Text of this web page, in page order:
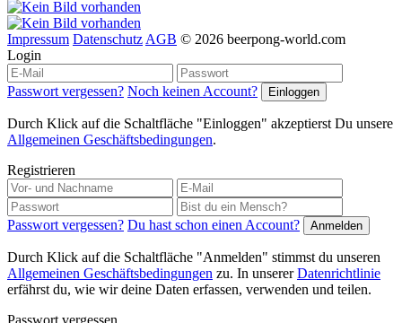
Impressum Datenschutz AGB © 2026 beerpong-world.com
Login
Passwort vergessen? Noch keinen Account?
Durch Klick auf die Schaltfläche "Einloggen" akzeptierst Du unsere
Allgemeinen Geschäftsbedingungen.
Registrieren
Passwort vergessen? Du hast schon einen Account?
Durch Klick auf die Schaltfläche "Anmelden" stimmst du unseren
Allgemeinen Geschäftsbedingungen zu. In unsererDatenrichtlinie
erfährst du, wie wir deine Daten erfassen, verwenden und teilen.